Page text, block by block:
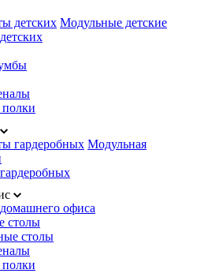
детских Модульные детские
гардеробных Модульная
офиса
столы
столы